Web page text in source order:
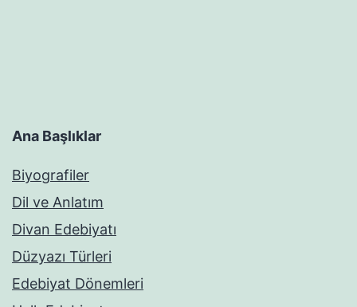
Ana Başlıklar
Biyografiler
Dil ve Anlatım
Divan Edebiyatı
Düzyazı Türleri
Edebiyat Dönemleri